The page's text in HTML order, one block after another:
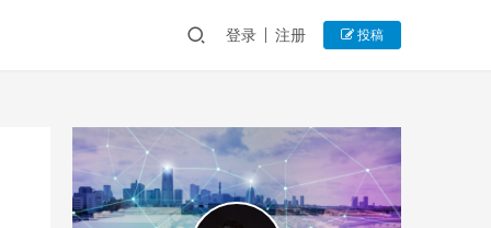
登录 注册 投稿